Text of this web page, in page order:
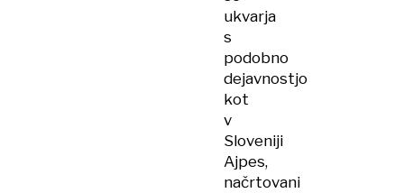
ukvarja
s
podobno
dejavnostjo
kot
v
Sloveniji
Ajpes,
načrtovani